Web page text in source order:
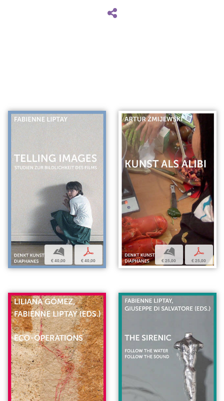
b
€ 40,00
p
€ 40,00
b
€ 25,00
p
€ 25,00